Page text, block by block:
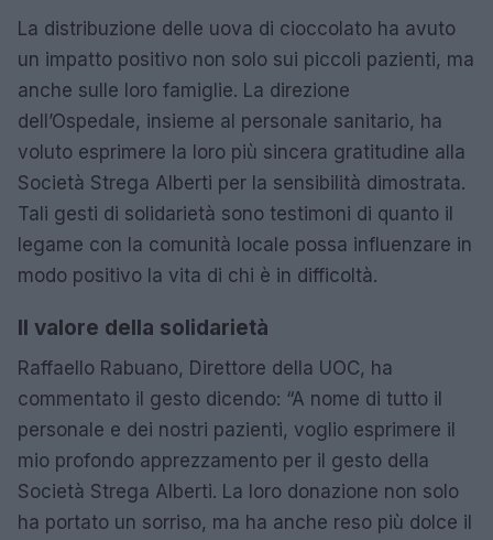
La distribuzione delle uova di cioccolato ha avuto
un impatto positivo non solo sui piccoli pazienti, ma
anche sulle loro famiglie. La direzione
dell’Ospedale, insieme al personale sanitario, ha
voluto esprimere la loro più sincera gratitudine alla
Società Strega Alberti per la sensibilità dimostrata.
Tali gesti di solidarietà sono testimoni di quanto il
legame con la comunità locale possa influenzare in
modo positivo la vita di chi è in difficoltà.
Il valore della solidarietà
Raffaello Rabuano, Direttore della UOC, ha
commentato il gesto dicendo: “A nome di tutto il
personale e dei nostri pazienti, voglio esprimere il
mio profondo apprezzamento per il gesto della
Società Strega Alberti. La loro donazione non solo
ha portato un sorriso, ma ha anche reso più dolce il